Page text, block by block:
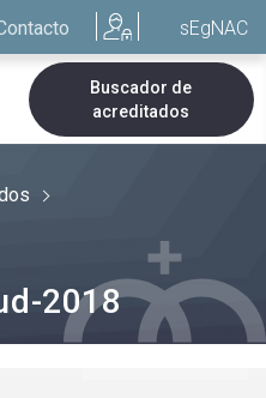
sEgNAC
Buscador de
acreditados
2018